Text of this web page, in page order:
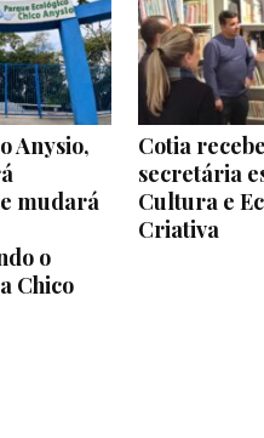
Anysio,
mudará
o
Chico
Cotia
secretária
Cultura e
Criativa